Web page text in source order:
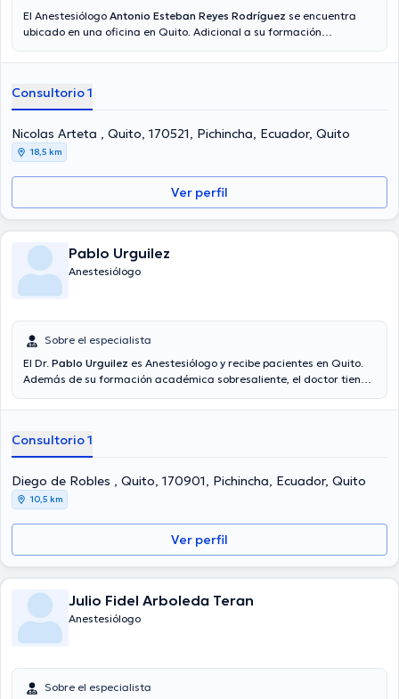
El Anestesiólogo Antonio Esteban Reyes Rodríguez se encuentra
ubicado en una oficina en Quito. Adicional a su formación
especialidad. El médico tiene varios años de experiencia laboral en
miembro de diversas asociaciones médicas. Antonio Esteban Reyes
Rodríguez ha intervenido en innumerables conferencias con el
objetivo de tener una formación continua en su disciplina de
especialización y ha difundido diversos comunicados. Español,
Inglés son las lenguas usados por el especialista.
Consultorio 1
Nicolas Arteta , Quito, 170521, Pichincha, Ecuador, Quito
18,5 km
Ver perfil
Pablo Urguilez
Anestesiólogo
Sobre el especialista
El Dr. Pablo Urguilez es Anestesiólogo y recibe pacientes en Quito.
Además de su formación académica sobresaliente, el doctor tiene
años de experiencia laboral en su disciplina. De igual manera, él se
Pablo Urguilez ha participado en incontables conferencias con el
objetivo de tener una formación continua en su temática de
especialización y ha compartido importantes comunicados.
Consultorio 1
Diego de Robles , Quito, 170901, Pichincha, Ecuador, Quito
10,5 km
Ver perfil
Julio Fidel Arboleda Teran
Anestesiólogo
Sobre el especialista